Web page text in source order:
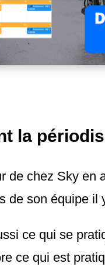
la
de chez Sky en
de son équipe il
ce qui se
ce qui est